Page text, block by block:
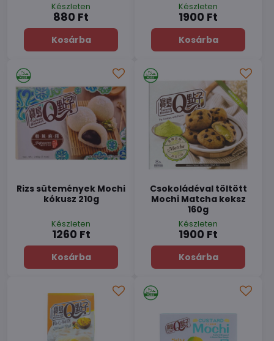
Készleten
880 Ft
Kosárba
Készleten
1900 Ft
Kosárba
Rizs sütemények Mochi
kókusz 210g
Készleten
1260 Ft
Kosárba
Csokoládéval töltött
Mochi Matcha keksz
160g
Készleten
1900 Ft
Kosárba